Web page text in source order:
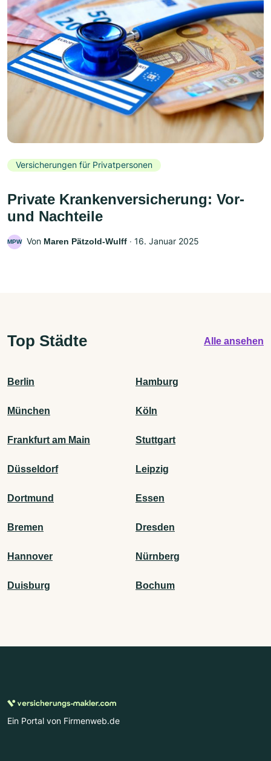
Versicherungen für Privatpersonen
Private Krankenversicherung: Vor-
und Nachteile
MPW Von Maren Pätzold-Wulff ‧ 16. Januar 2025
Top Städte Alle ansehen
Berlin Hamburg
München Köln
Frankfurt am Main Stuttgart
Düsseldorf Leipzig
Dortmund Essen
Bremen Dresden
Hannover Nürnberg
Duisburg Bochum
Ein Portal von Firmenweb.de